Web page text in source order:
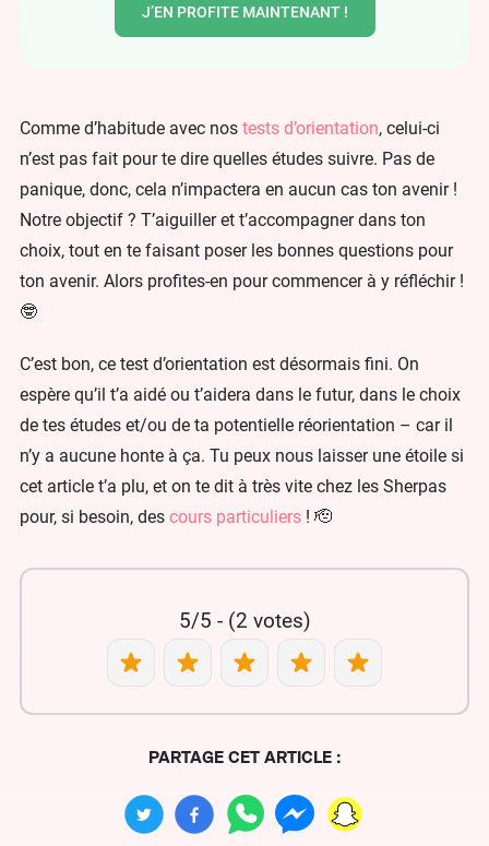
J’EN PROFITE MAINTENANT !
Comme d’habitude avec nos tests d’orientation, celui-ci
n’est pas fait pour te dire quelles études suivre. Pas de
panique, donc, cela n’impactera en aucun cas ton avenir !
Notre objectif ? T’aiguiller et t’accompagner dans ton
choix, tout en te faisant poser les bonnes questions pour
ton avenir. Alors profites-en pour commencer à y réfléchir !
🤓
C’est bon, ce test d’orientation est désormais fini. On
espère qu’il t’a aidé ou t’aidera dans le futur, dans le choix
de tes études et/ou de ta potentielle réorientation – car il
n’y a aucune honte à ça. Tu peux nous laisser une étoile si
cet article t’a plu, et on te dit à très vite chez les Sherpas
pour, si besoin, des cours particuliers ! 🫡
5/5 - (2 votes)
PARTAGE CET ARTICLE :